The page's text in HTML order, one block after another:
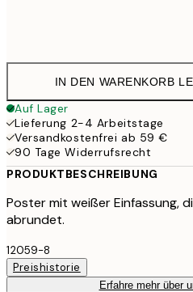
IN DEN WARENKORB
Auf Lager
Lieferung 2-4 Arbeitstage
Versandkostenfrei ab 59 €
90 Tage Widerrufsrecht
PRODUKTBESCHREIBUNG
Poster mit weißer Einfassung,
abrundet.
12059-8
Preishistorie
Erfahre mehr über